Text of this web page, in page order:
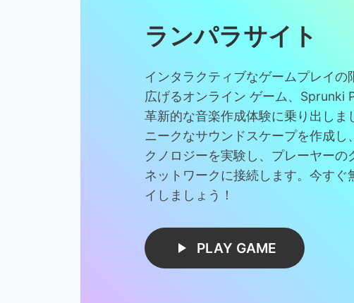
ランパラサイト
インタラクティブなゲームプレイの
広げるオンライン ゲーム、Sprunki
革新的な音楽作成体験に乗り出しま
ニークなサウンドスケープを作成し
クノロジーを実験し、プレーヤーの
ネットワークに接続します。今すぐ
イしましょう！
PLAY GAME